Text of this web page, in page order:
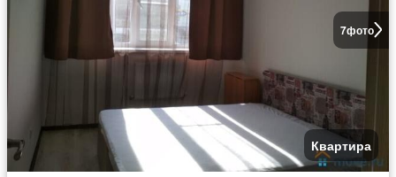
7фото
Квартира